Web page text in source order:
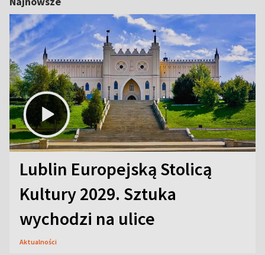
Lublin Europejską Stolicą
Kultury 2029. Sztuka
wychodzi na ulice
Aktualności